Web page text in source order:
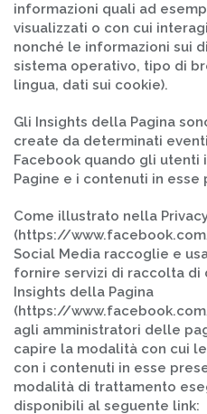
informazioni quali ad
visualizzati o con cui
nonché le informazioni sui
sistema operativo, tipo di
lingua, dati sui cookie).
Gli Insights della Pagina
create da determinati
Facebook quando gli utenti
Pagine e i contenuti in esse
Come illustrato nella
(https://
Social Media raccoglie e
fornire servizi di raccolta di
Insights della Pagina
(https://
agli amministratori delle
capire la modalità con cui
con i contenuti in esse
modalità di trattamento
disponibili al seguente link: